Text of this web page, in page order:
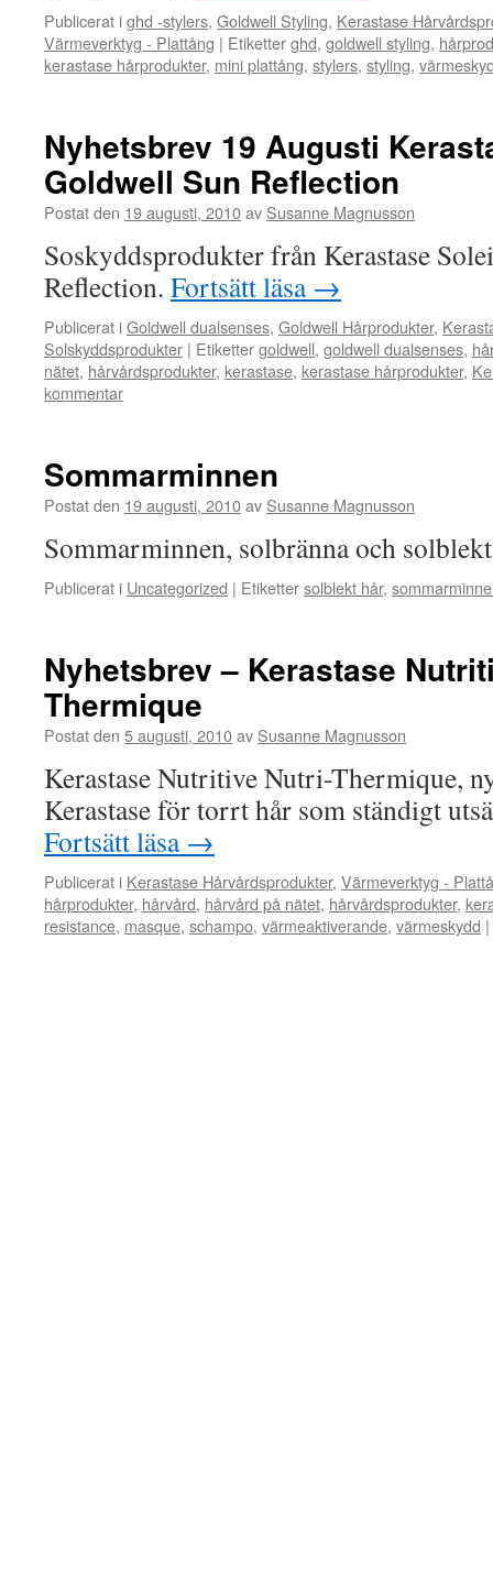
Publicerat ighd -stylers, Goldwell Styling, Kerastase
Värmeverktyg - Plattång | Etiketterghd, goldwell styling,
kerastase hårprodukter, mini plattång, stylers, styling,
Nyhetsbrev 19 Augusti
Goldwell Sun Reflection
Postat den 19 augusti, 2010av Susanne Magnusson
Soskyddsprodukter från Kerastase
Reflection. Fortsätt läsa →
Publicerat iGoldwell dualsenses, Goldwell Hårprodukter,
Solskyddsprodukter | Etikettergoldwell, goldwell dualsenses,
nätet, hårvårdsprodukter, kerastase, kerastase hårprodukter,
kommentar
Sommarminnen
Postat den 19 augusti, 2010av Susanne Magnusson
Sommarminnen, solbränna och
Publicerat i Uncategorized | Etikettersolblekt hår,
Nyhetsbrev – Kerastase
Thermique
Postat den 5 augusti, 2010av Susanne Magnusson
Kerastase Nutritive Nutri-Thermique,
Kerastase för torrt hår som ständigt
Fortsätt läsa →
Publicerat i Kerastase Hårvårdsprodukter, Värmeverktyg -
hårprodukter, hårvård, hårvård på nätet, hårvårdsprodukter,
resistance, masque, schampo, värmeaktiverande, värmeskydd |